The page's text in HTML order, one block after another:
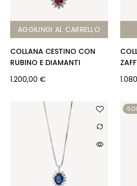
AGGIUNGI AL CARRELLO
COLLANA CESTINO CON
RUBINO E DIAMANTI
1.200,00 €